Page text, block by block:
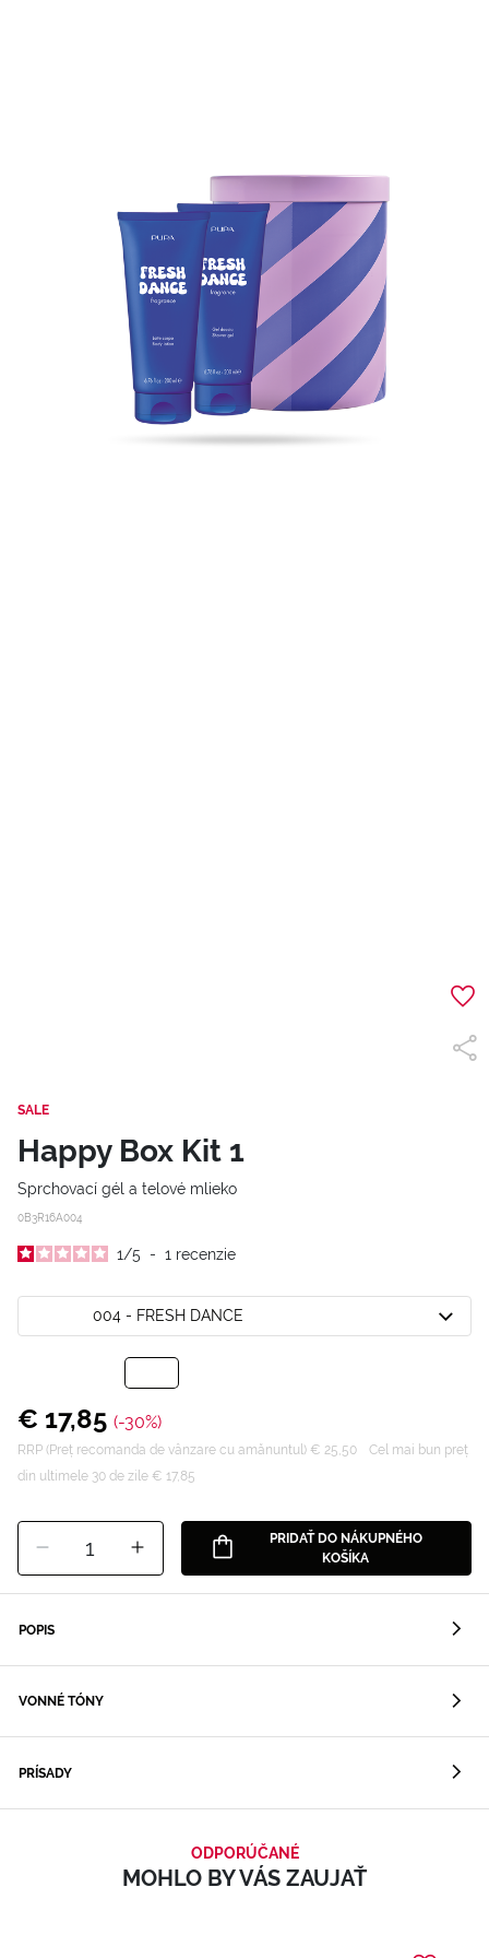
SALE
Happy Box Kit 1
Sprchovací gél a telové mlieko
0B3R16A004
1/5 - 1 recenzie
004 - FRESH DANCE
€ 17,85 (-30%)
RRP (Preț recomanda de vânzare cu amănuntul) € 25,50
Cel mai bun preț
din ultimele 30 de zile € 17,85
1
PRIDAŤ DO NÁKUPNÉHO
KOŠÍKA
POPIS
VONNÉ TÓNY
PRÍSADY
ODPORÚČANÉ
MOHLO BY VÁS ZAUJAŤ